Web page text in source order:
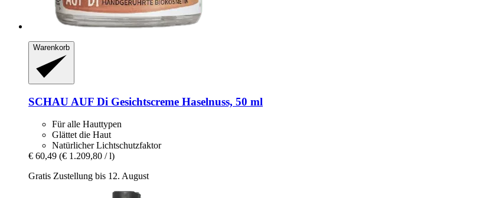
Warenkorb
SCHAU AUF Di Gesichtscreme Haselnuss, 50 ml
Für alle Hauttypen
Glättet die Haut
Natürlicher Lichtschutzfaktor
€ 60,49 (€ 1.209,80 / l)
Gratis Zustellung bis 12. August